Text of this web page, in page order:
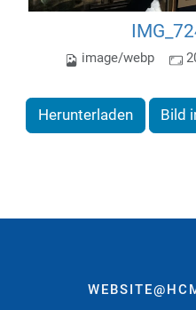
image/webp
Herunterladen Bild